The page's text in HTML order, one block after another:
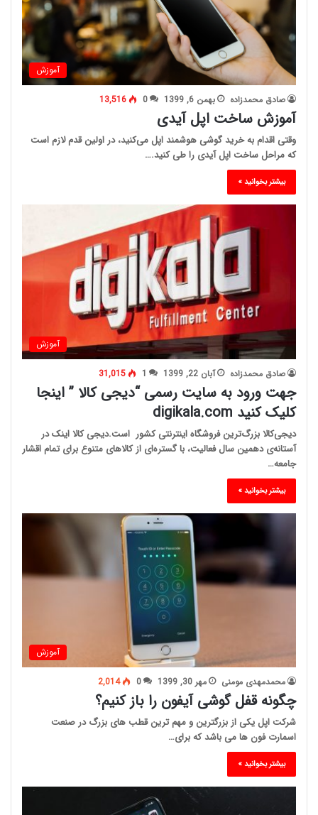
آموزش
صادق محمدزاده بهمن 6, 1399 0
13,516
آموزش ساخت اپل آیدی
وقتی اقدام به خرید گوشی هوشمند اپل می‌کنید، در اولین قدم لازم است
که مراحل ساخت اپل آیدی را طی کنید.…
بیشتر بخوانید »
آموزش
صادق محمدزاده آبان 22, 1399 1
31,015
جهت ورود به سایت رسمی “دیجی کالا ” اینجا
کلیک کنید digikala.com
دیجی‌کالا بزرگ‌ترین فروشگاه اینترنتی کشور است.دیجی کالا اینک در
آستانه‌ی دهمین سال فعالیت، با گستره‌ای از کالاهای متنوع برای تمام اقشار
جامعه…
بیشتر بخوانید »
آموزش
محمدمهدی مومنی مهر 30, 1399 0
2,014
چگونه قفل گوشی آیفون را باز کنیم؟
شرکت اپل یکی از بزرگترین و مهم ترین قطب های بزرگ در صنعت
اسمارت فون ها می باشد که برای…
بیشتر بخوانید »